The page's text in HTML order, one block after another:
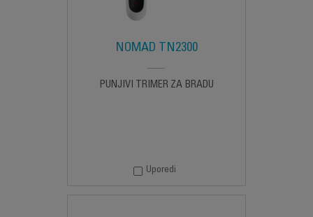
NOMAD TN2300
PUNJIVI TRIMER ZA BRADU
Uporedi